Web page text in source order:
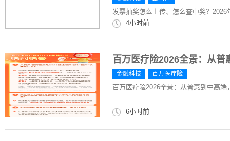
发票抽奖怎么上传、怎么查中奖？
4小时前
百万医疗险2026全景：从
金融科技 百万医疗险
百万医疗险2026全景：从普惠到中高
6小时前